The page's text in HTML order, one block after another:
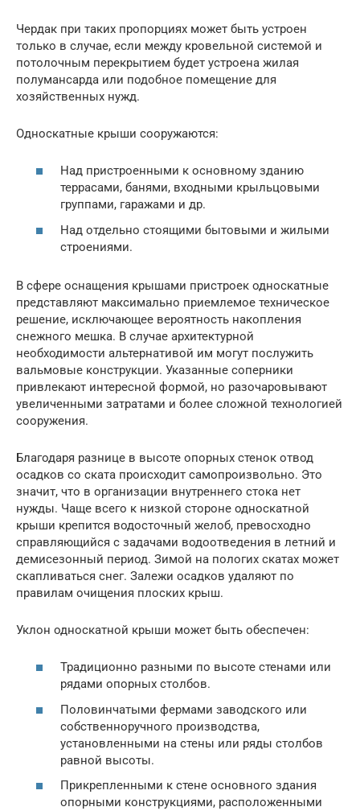
Чердак при таких пропорциях может быть устроен
только в случае, если между кровельной системой и
потолочным перекрытием будет устроена жилая
полумансарда или подобное помещение для
хозяйственных нужд.
Односкатные крыши сооружаются:
Над пристроенными к основному зданию
террасами, банями, входными крыльцовыми
группами, гаражами и др.
Над отдельно стоящими бытовыми и жилыми
строениями.
В сфере оснащения крышами пристроек односкатные
представляют максимально приемлемое техническое
решение, исключающее вероятность накопления
снежного мешка. В случае архитектурной
необходимости альтернативой им могут послужить
вальмовые конструкции. Указанные соперники
привлекают интересной формой, но разочаровывают
увеличенными затратами и более сложной технологией
сооружения.
Благодаря разнице в высоте опорных стенок отвод
осадков со ската происходит самопроизвольно. Это
значит, что в организации внутреннего стока нет
нужды. Чаще всего к низкой стороне односкатной
крыши крепится водосточный желоб, превосходно
справляющийся с задачами водоотведения в летний и
демисезонный период. Зимой на пологих скатах может
скапливаться снег. Залежи осадков удаляют по
правилам очищения плоских крыш.
Уклон односкатной крыши может быть обеспечен:
Традиционно разными по высоте стенами или
рядами опорных столбов.
Половинчатыми фермами заводского или
собственноручного производства,
установленными на стены или ряды столбов
равной высоты.
Прикрепленными к стене основного здания
опорными конструкциями, расположенными